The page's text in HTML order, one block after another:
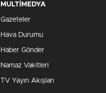
MULTİMEDYA
Gazeteler
Hava Durumu
Haber Gönder
Namaz Vakitleri
TV Yayın Akışları